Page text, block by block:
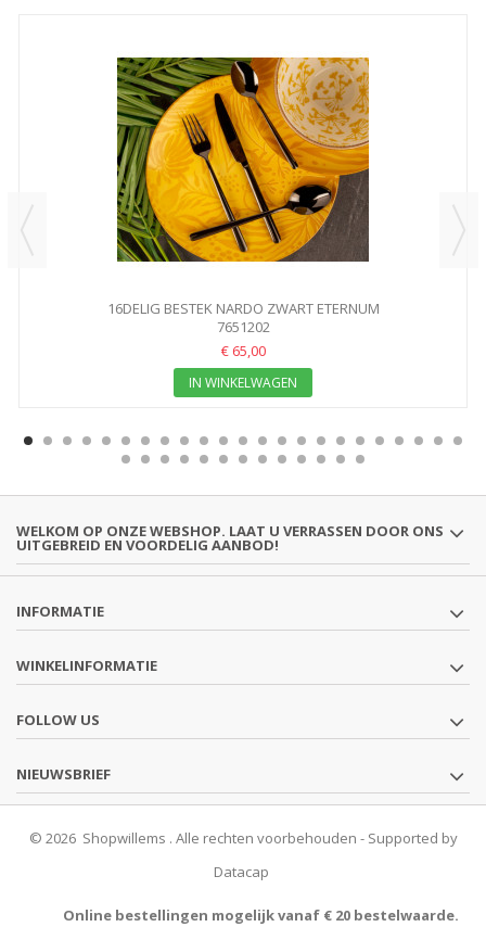
16DELIG BESTEK NARDO ZWART ETERNUM
7651202
€ 65,00
IN WINKELWAGEN
WELKOM OP ONZE WEBSHOP. LAAT U VERRASSEN DOOR ONS
UITGEBREID EN VOORDELIG AANBOD!
INFORMATIE
WINKELINFORMATIE
FOLLOW US
NIEUWSBRIEF
© 2026 Shopwillems . Alle rechten voorbehouden - Supported by
Datacap
Online bestellingen mogelijk vanaf € 20 bestelwaarde.